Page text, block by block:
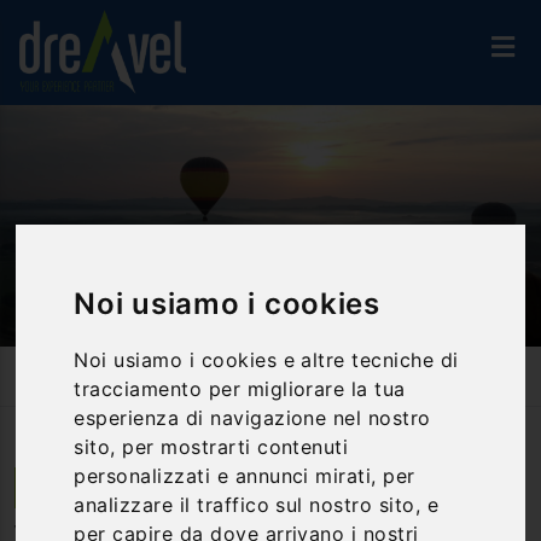
Noi usiamo i cookies
Noi usiamo i cookies e altre tecniche di
tracciamento per migliorare la tua
esperienza di navigazione nel nostro
sito, per mostrarti contenuti
personalizzati e annunci mirati, per
analizzare il traffico sul nostro sito, e
per capire da dove arrivano i nostri
Attività Ed Esperienze
Voli, Mongolfiera, Parapendio, Paracadute
Volo In Mongolfiera Nel Cielo Di Siena E Delle Crete Senesi
Castelnuovo Berardenga | Toscana